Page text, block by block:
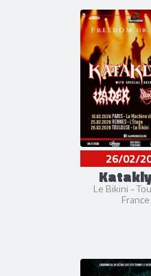
26/02/
Le Bikini -
France